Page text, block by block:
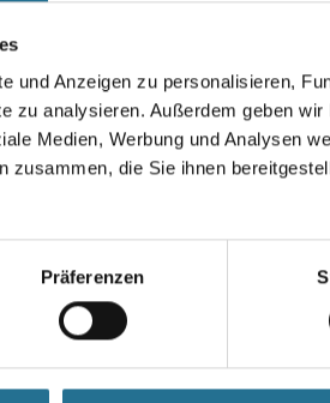
und Anzeigen zu personalisieren,
zu analysieren. Außerdem geben
Medien, Werbung und Analysen
zusammen, die Sie ihnen
Präferenzen